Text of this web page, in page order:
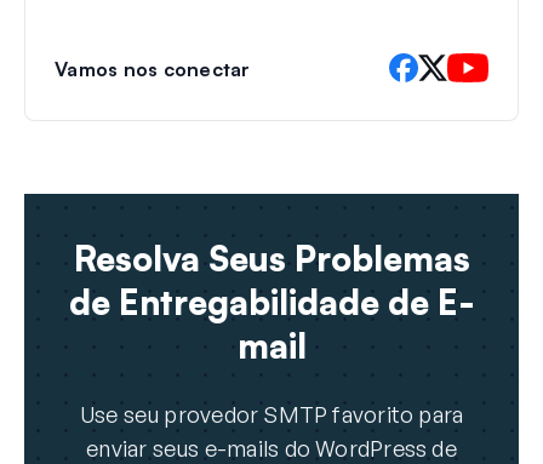
Vamos nos conectar
Resolva Seus Problemas
de Entregabilidade de E-
mail
Use seu provedor SMTP favorito para
enviar seus e-mails do WordPress de